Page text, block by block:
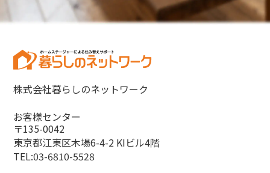
株式会社暮らしのネットワーク
お客様センター
〒135-0042
東京都江東区木場6-4-2 KIビル4階
TEL:03-6810-5528